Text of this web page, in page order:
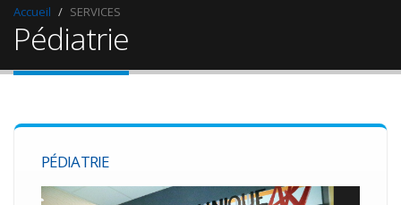
Accueil SERVICES
Pédiatrie
PÉDIATRIE